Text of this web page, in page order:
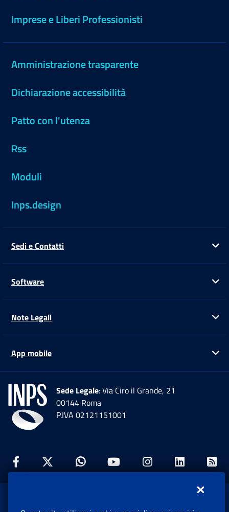
Imprese e Liberi Professionisti
Amministrazione trasparente
Dichiarazione accessibilità
Patto con l'utenza
Rss
Moduli
Inps.design
Sedi e Contatti
Software
Note Legali
App mobile
Sede Legale: Via Ciro il Grande, 21
00144 Roma
P.IVA 02121151001
Facebook: Apre una nuova finestra
Twitter: Apre una nuova finestra
Whatsapp: Apre una nuova
Youtube: Apre una
Instagram: